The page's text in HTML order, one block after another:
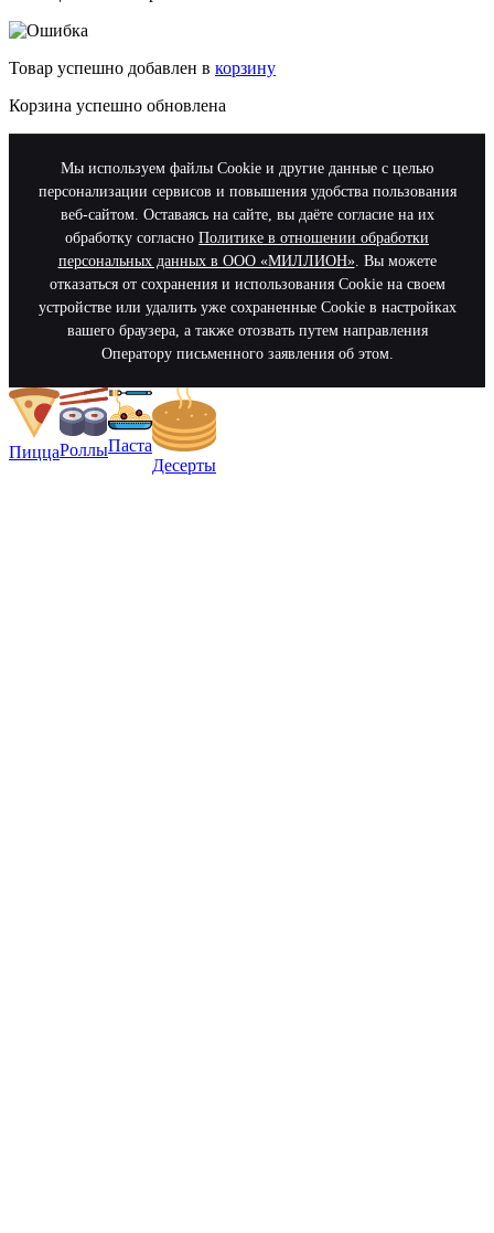
Товар успешно добавлен в корзину
Корзина успешно обновлена
Мы используем файлы Cookie и другие данные с целью
персонализации сервисов и повышения удобства пользования
веб-сайтом. Оставаясь на сайте, вы даёте согласие на их
обработку согласно Политике в отношении обработки
персональных данных в ООО «МИЛЛИОН». Вы можете
отказаться от сохранения и использования Cookie на своем
устройстве или удалить уже сохраненные Cookie в настройках
вашего браузера, а также отозвать путем направления
Оператору письменного заявления об этом.
ПиццаРоллыПаста
Десерты